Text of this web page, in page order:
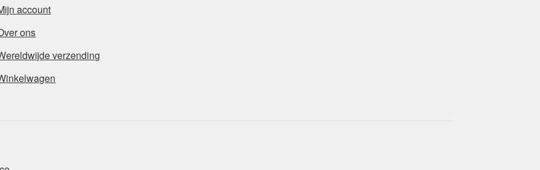
account
ons
verzending